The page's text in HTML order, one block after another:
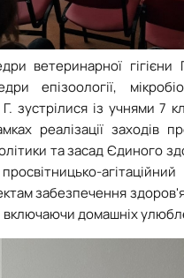
ветеринарної
епізоології,
зустрілися із учнями 7
реалізації заходів
та засад Єдиного
забезпечення здоров'я
включаючи домашніх